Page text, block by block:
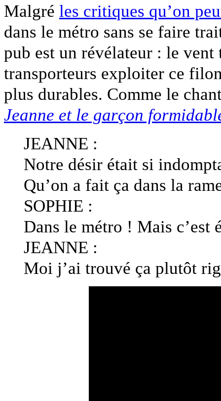
Malgré les critiques qu’on
dans le métro sans se faire
pub est un révélateur : le
transporteurs exploiter ce
plus durables. Comme le
Jeanne et le garçon
JEANNE :
Notre désir était si
Qu’on a fait ça dans la
SOPHIE :
Dans le métro ! Mais c’est
JEANNE :
Moi j’ai trouvé ça plutôt